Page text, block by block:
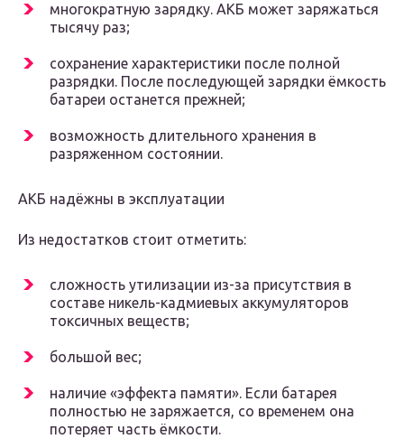
многократную зарядку. АКБ может заряжаться
тысячу раз;
сохранение характеристики после полной
разрядки. После последующей зарядки ёмкость
батареи останется прежней;
возможность длительного хранения в
разряженном состоянии.
АКБ надёжны в эксплуатации
Из недостатков стоит отметить:
сложность утилизации из-за присутствия в
составе никель-кадмиевых аккумуляторов
токсичных веществ;
большой вес;
наличие «эффекта памяти». Если батарея
полностью не заряжается, со временем она
потеряет часть ёмкости.